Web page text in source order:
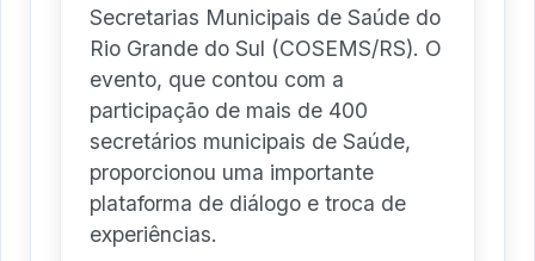
Secretarias Municipais de Saúde do
Rio Grande do Sul (COSEMS/RS). O
evento, que contou com a
participação de mais de 400
secretários municipais de Saúde,
proporcionou uma importante
plataforma de diálogo e troca de
experiências.